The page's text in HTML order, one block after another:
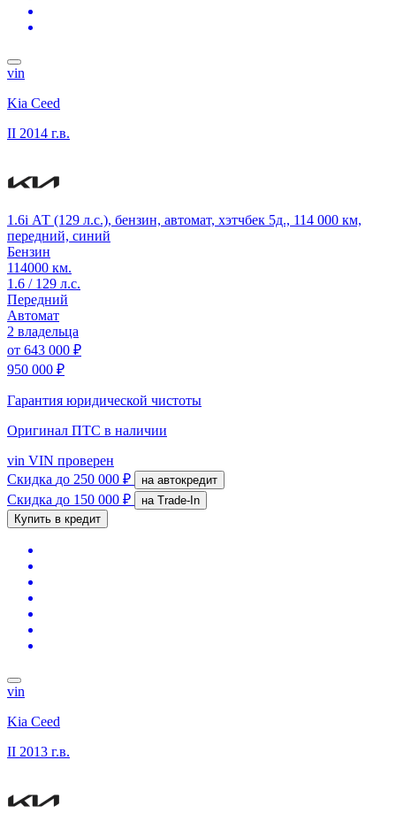
vin
Kia Ceed
II 2014 г.в.
1.6i АТ (129 л.с.), бензин, автомат, хэтчбек 5д., 114 000 км,
передний, синий
Бензин
114000 км.
1.6 / 129 л.с.
Передний
Автомат
2 владельца
от 643 000 ₽
950 000 ₽
Гарантия юридической чистоты
Оригинал ПТС в наличии
vin VIN проверен
Скидка до 250 000 ₽ на автокредит
Скидка до 150 000 ₽
на Trade-In
Купить в кредит
vin
Kia Ceed
II 2013 г.в.